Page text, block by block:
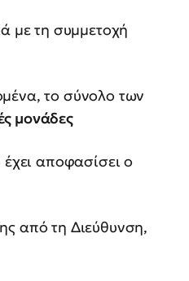
με τη συμμετοχή
το σύνολο των
μονάδες
αποφασίσει ο
από τη Διεύθυνση,